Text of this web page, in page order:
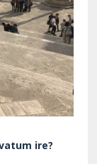
ire?